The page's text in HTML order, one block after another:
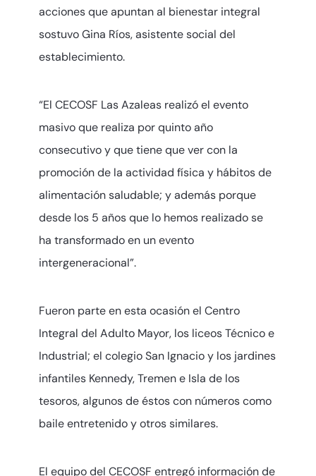
acciones que apuntan al bienestar integral
sostuvo Gina Ríos, asistente social del
establecimiento.
“El CECOSF Las Azaleas realizó el evento
masivo que realiza por quinto año
consecutivo y que tiene que ver con la
promoción de la actividad física y hábitos de
alimentación saludable; y además porque
desde los 5 años que lo hemos realizado se
ha transformado en un evento
intergeneracional”.
Fueron parte en esta ocasión el Centro
Integral del Adulto Mayor, los liceos Técnico e
Industrial; el colegio San Ignacio y los jardines
infantiles Kennedy, Tremen e Isla de los
tesoros, algunos de éstos con números como
baile entretenido y otros similares.
El equipo del CECOSF entregó información de